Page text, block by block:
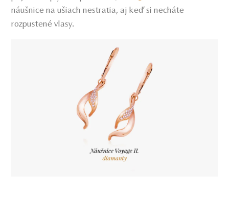
náušnice na ušiach nestratia, aj keď si necháte
rozpustené vlasy.